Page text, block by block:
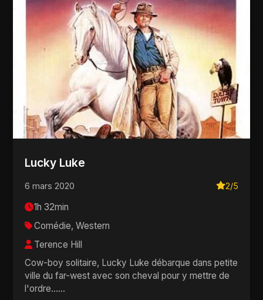
Lucky Luke
6 mars 2020 2/5
1h 32min
Comédie, Western
Terence Hill
Cow-boy solitaire, Lucky Luke débarque dans petite
ville du far-west avec son cheval pour y mettre de
l'ordre......